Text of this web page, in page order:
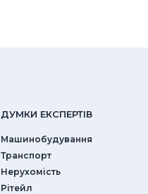
ДУМКИ ЕКСПЕРТIВ
Машинобудування
Транспорт
Нерухомість
Рітейл